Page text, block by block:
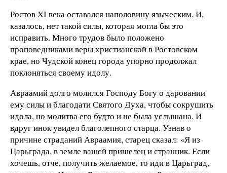
Ростов XI века оставался наполовину языческим. И,
казалось, нет такой силы, которая могла бы это
исправить. Много трудов было положено
проповедниками веры христианской в Ростовском
крае, но Чудской конец города упорно продолжал
поклоняться своему идолу.
Авраамий долго молился Господу Богу о даровании
ему силы и благодати Святого Духа, чтобы сокрушить
идола, но молитва его будто и не была услышана. И
вдруг инок увидел благолепного старца. Узнав о
причине страданий Авраамия, старец сказал: «Я из
Царьграда, в земле вашей пришелец и странник. Если
хочешь, отче, получить желаемое, то иди в Царьград,